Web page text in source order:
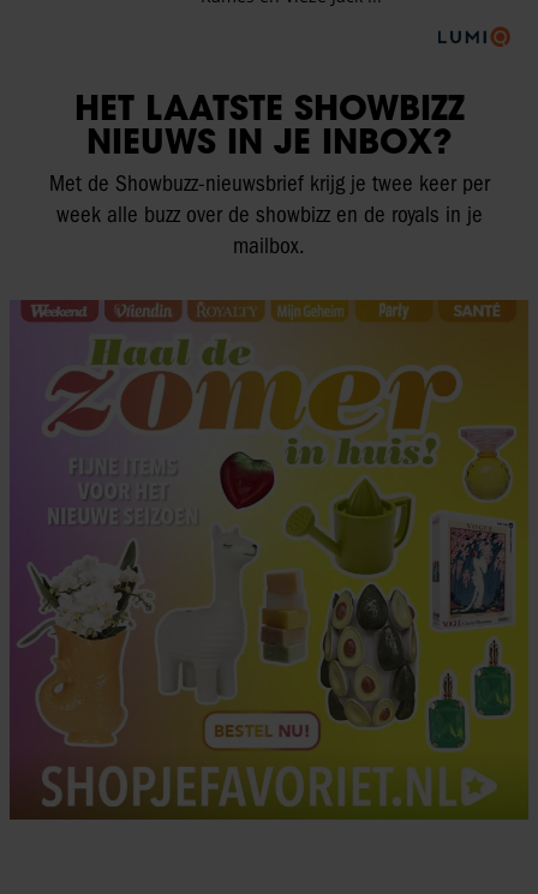
HET LAATSTE SHOWBIZZ
NIEUWS IN JE INBOX?
Met de Showbuzz-nieuwsbrief krijg je twee keer per
week alle buzz over de showbizz en de royals in je
mailbox.